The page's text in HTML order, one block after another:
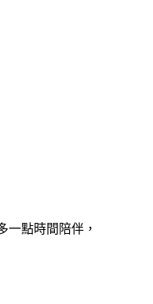
一點時間陪伴，